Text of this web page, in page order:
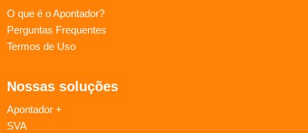
O que é o Apontador?
Perguntas Frequentes
Termos de Uso
Nossas soluções
Apontador +
SVA